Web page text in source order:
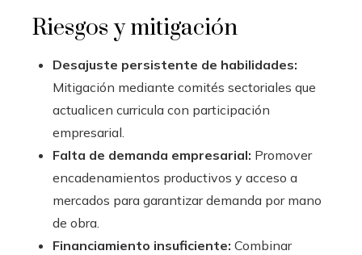
Riesgos y mitigación
Desajuste persistente de habilidades:
Mitigación mediante comités sectoriales que
actualicen curricula con participación
empresarial.
Falta de demanda empresarial: Promover
encadenamientos productivos y acceso a
mercados para garantizar demanda por mano
de obra.
Financiamiento insuficiente: Combinar